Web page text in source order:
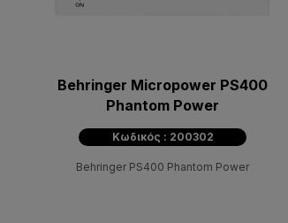
Behringer Micropower PS400
Phantom Power
Κωδικός : 200302
Behringer PS400 Phantom Power